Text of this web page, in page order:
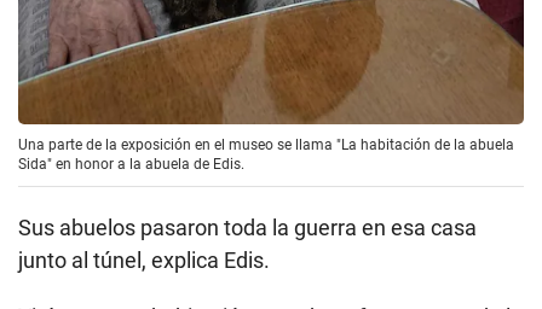
Una parte de la exposición en el museo se llama "La habitación de la abuela
Sida" en honor a la abuela de Edis.
Sus abuelos pasaron toda la guerra en esa casa
junto al túnel, explica Edis.